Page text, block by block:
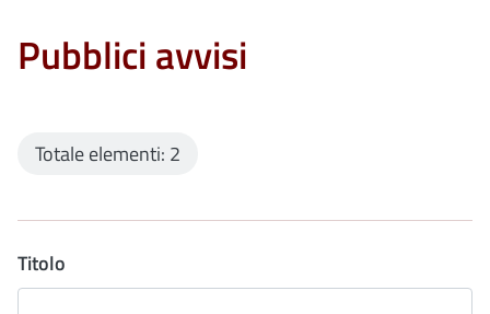
Pubblici avvisi
Totale elementi: 2
Titolo